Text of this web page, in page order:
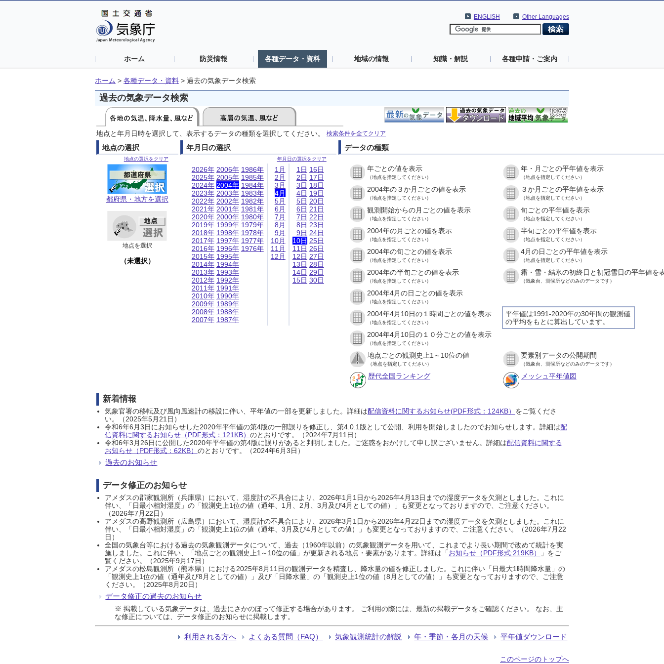
Other Languages
ENGLISH
ホーム 防災情報 各種データ・資料 地域の情報 知識・解説 各種申請・ご案内
ホーム > 各種データ・資料 > 過去の気象データ検索
過去の気象データ検索
地点と年月日時を選択して、表示するデータの種類を選択してください。 検索条件を全てクリア
地点の選択
地点の選択をクリア
都府県・地方を選択
地点を選択
（未選択）
年月日の選択
年月日の選択をクリア
2026年
2025年
2024年
2023年
2022年
2021年
2020年
2019年
2018年
2017年
2016年
2015年
2014年
2013年
2012年
2011年
2010年
2009年
2008年
2007年
2006年
2005年
2004年
2003年
2002年
2001年
2000年
1999年
1998年
1997年
1996年
1995年
1994年
1993年
1992年
1991年
1990年
1989年
1988年
1987年
1986年
1985年
1984年
1983年
1982年
1981年
1980年
1979年
1978年
1977年
1976年
1月
2月
3月
4月
5月
6月
7月
8月
9月
10月
11月
12月
1日
2日
3日
4日
5日
6日
7日
8日
9日
10日
11日
12日
13日
14日
15日
16日
17日
18日
19日
20日
21日
22日
23日
24日
25日
26日
27日
28日
29日
30日
データの種類
年ごとの値を表示
（地点を指定してください）
年・月ごとの平年値を表示
（地点を指定してください）
2004年の３か月ごとの値を表示
（地点を指定してください）
３か月ごとの平年値を表示
（地点を指定してください）
観測開始からの月ごとの値を表示
（地点を指定してください）
旬ごとの平年値を表示
（地点を指定してください）
2004年の月ごとの値を表示
（地点を指定してください）
半旬ごとの平年値を表示
（地点を指定してください）
2004年の旬ごとの値を表示
（地点を指定してください）
4月の日ごとの平年値を表示
（地点を指定してください）
2004年の半旬ごとの値を表示
（地点を指定してください）
霜・雪・結氷の初終日と初冠雪日の平年値を
（気象台、測候所などのみのデータです）
2004年4月の日ごとの値を表示
（地点を指定してください）
平年値は1991-2020年の30年間の観測値
の平均をもとに算出しています。
2004年4月10日の１時間ごとの値を表示
（地点を指定してください）
2004年4月10日の１０分ごとの値を表示
（地点を指定してください）
地点ごとの観測史上1～10位の値
（地点を指定してください）
要素別データの公開期間
（気象台、測候所などのみのデータです）
歴代全国ランキング メッシュ平年値図
新着情報
気象官署の移転及び風向風速計の移設に伴い、平年値の一部を更新しました。詳細は配信資料に関するお知らせ(PDF形式：124KB） をご覧くださ
い。（2025年5月21日）
令和6年6月3日にお知らせした2020年平年値の第4版の一部誤りを修正し、第4.0.1版として公開、利用を開始しましたのでお知らせします。詳細は配
信資料に関するお知らせ（PDF形式：121KB） のとおりです。（2024年7月11日）
令和6年3月26日に公開した2020年平年値の第4版に誤りがあると判明しました。ご迷惑をおかけして申し訳ございません。詳細は配信資料に関する
お知らせ（PDF形式：62KB） のとおりです。（2024年6月3日）
過去のお知らせ
データ修正のお知らせ
アメダスの郡家観測所（兵庫県）において、湿度計の不具合により、2026年1月1日から2026年4月13日までの湿度データを欠測としました。これに
伴い、「日最小相対湿度」の「観測史上1位の値（通年、1月、2月、3月及び4月としての値）」も変更となっておりますので、ご注意ください。
（2026年7月22日）
アメダスの高野観測所（広島県）において、湿度計の不具合により、2026年3月1日から2026年4月22日までの湿度データを欠測としました。これに
伴い、「日最小相対湿度」の「観測史上1位の値（通年、3月及び4月としての値）」も変更となっておりますので、ご注意ください。（2026年7月22
日）
全国の気象台等における過去の気象観測データについて、過去（1960年以前）の気象観測データを用いて、これまでより長い期間で改めて統計を実
施しました。これに伴い、「地点ごとの観測史上1～10位の値」が更新される地点・要素があります。詳細は「お知らせ（PDF形式:219KB）
」をご
覧ください。（2025年9月17日）
アメダスの松島観測所（熊本県）における2025年8月11日の観測データを精査し、降水量の値を修正しました。これに伴い「日最大1時間降水量」の
「観測史上1位の値（通年及び8月としての値）」及び「日降水量」の「観測史上1位の値（8月としての値）」も変更となっておりますので、ご注意
ください。（2025年8月20日）
データ修正の過去のお知らせ
※ 掲載している気象データは、過去にさかのぼって修正する場合があります。 ご利用の際には、最新の掲載データをご確認ください。 なお、主
な修正については、データ修正のお知らせに掲載します。
利用される方へ よくある質問（FAQ） 気象観測統計の解説 年・季節・各月の天候 平年値ダウンロード
このページのトップへ